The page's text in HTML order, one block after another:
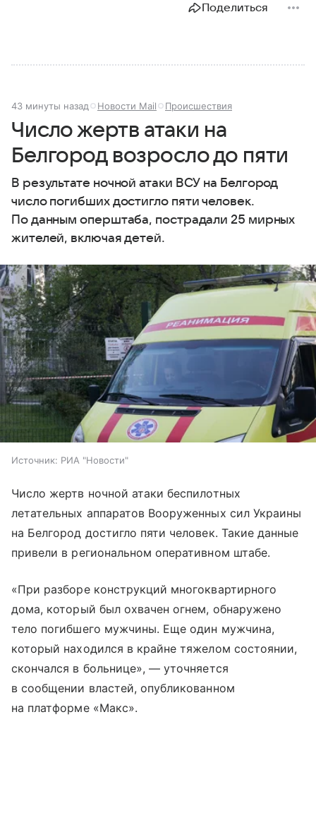
рамках Ближневосточного конфликта. Подробней
Поделиться
43 минуты назад Новости Mail Происшествия
Число жертв атаки на
Белгород возросло до пяти
В результате ночной атаки ВСУ на Белгород
число погибших достигло пяти человек.
По данным оперштаба, пострадали 25 мирных
жителей, включая детей.
Источник: РИА "Новости"
Число жертв ночной атаки беспилотных
летательных аппаратов Вооруженных сил Украины
на Белгород достигло пяти человек. Такие данные
привели в региональном оперативном штабе.
«При разборе конструкций многоквартирного
дома, который был охвачен огнем, обнаружено
тело погибшего мужчины. Еще один мужчина,
который находился в крайне тяжелом состоянии,
скончался в больнице», — уточняется
в сообщении властей, опубликованном
на платформе «Макс».